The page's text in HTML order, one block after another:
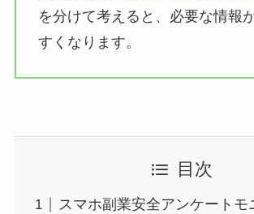
を分けて考えると、必要な情報
すくなります。
目次
スマホ副業安全アンケートモ